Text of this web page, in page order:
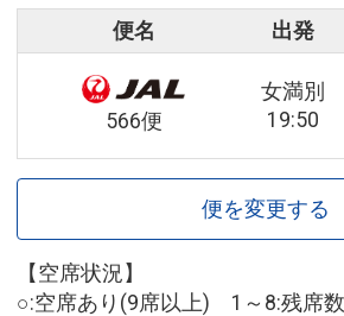
便名 出発
566便
女満別
19:50
便を変更する
【空席状況】
○:空席あり(9席以上) 1～8:残席